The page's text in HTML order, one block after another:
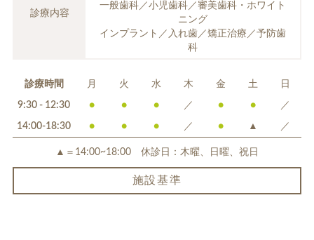
診療内容
一般歯科／小児歯科／審美歯科・ホワイト
ニング
インプラント／入れ歯／矯正治療／予防歯
科
診療時間 月 火 水 木 金 土 日
9:30 - 12:30 ● ● ● ／ ● ● ／
14:00-18:30 ● ● ● ／ ● ▲ ／
▲＝14:00~18:00 休診日：木曜、日曜、祝日
施設基準